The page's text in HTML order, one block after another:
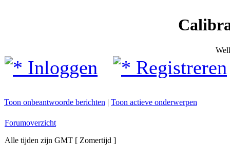
Inloggen Registreren
Toon onbeantwoorde berichten | Toon actieve onderwerpen
Forumoverzicht
Alle tijden zijn GMT [ Zomertijd ]